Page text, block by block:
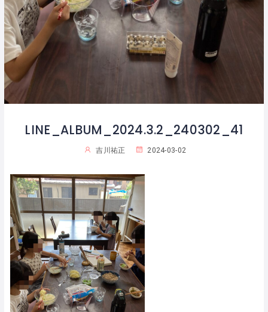
LINE_ALBUM_2024.3.2_240302_41
吉川祐正 2024-03-02